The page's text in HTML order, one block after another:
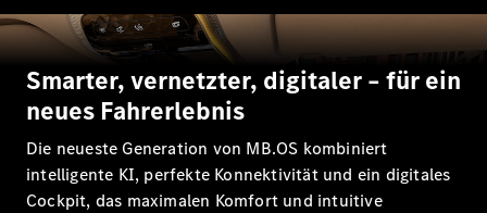
T-Modelle / Kombis
Smarter, vernetzter, digitaler – für ein
neues Fahrerlebnis
Die neueste Generation von MB.OS kombiniert
intelligente KI, perfekte Konnektivität und ein digitales
Cockpit, das maximalen Komfort und intuitive